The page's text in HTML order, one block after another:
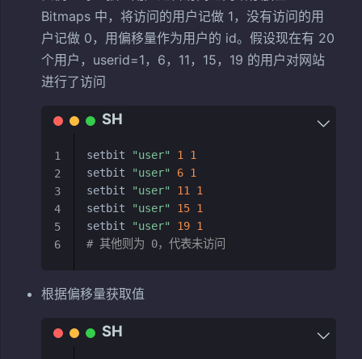
Bitmaps 中，将访问的用户记做 1，没有访问的用
户记做 0，用偏移量作为用户的 id。假设现在有 20
个用户，userid=1，6，11，15，19 的用户对网站
进行了访问
setbit "user" 1
1
setbit
"user" 6 1
setbit
"user" 11
1
setbit
"user" 15 1
setbit
"user" 19 1
# 其他则为 0，代表未访问
1
2
3
4
5
6
根据偏移量获取值